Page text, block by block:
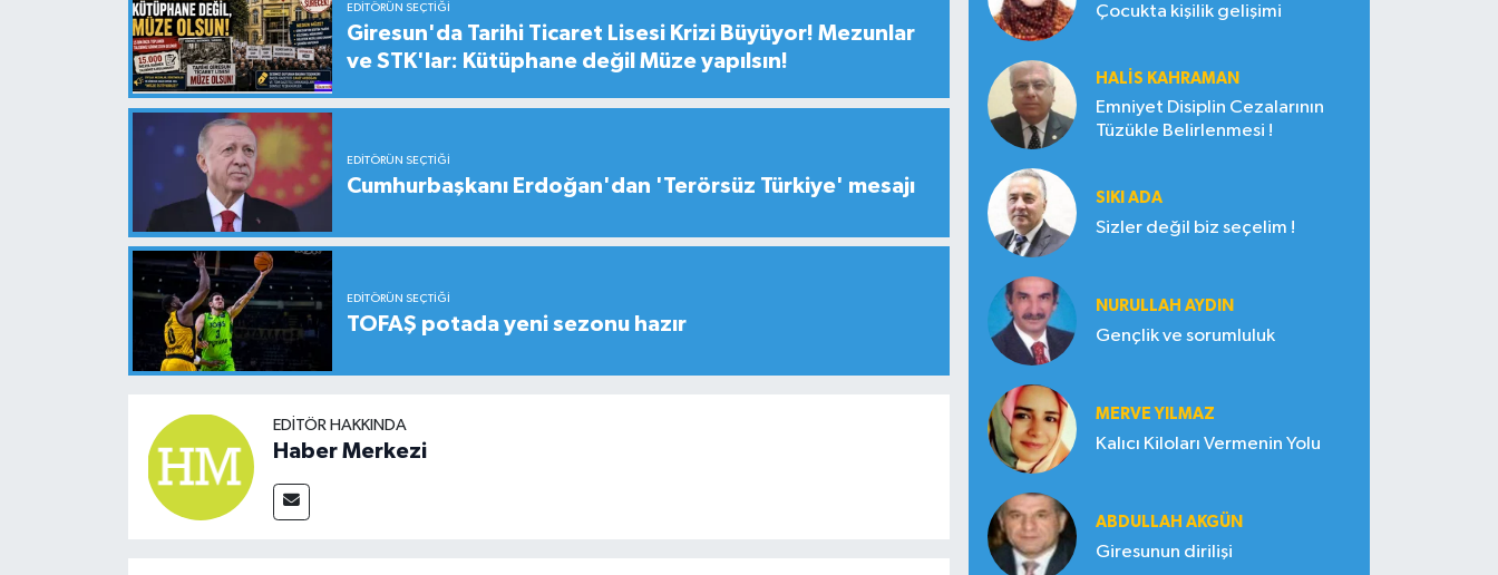
EDITÖRÜN SEÇTIĞI
Giresun'da Tarihi Ticaret Lisesi Krizi Büyüyor! Mezunlar
ve STK'lar: Kütüphane değil Müze yapılsın!
EDITÖRÜN SEÇTIĞI
Cumhurbaşkanı Erdoğan'dan 'Terörsüz Türkiye' mesajı
EDITÖRÜN SEÇTIĞI
TOFAŞ potada yeni sezonu hazır
EDITÖR HAKKINDA
Haber Merkezi
Çocukta kişilik gelişimi
HALIS KAHRAMAN
Emniyet Disiplin Cezalarının
Tüzükle Belirlenmesi !
SIKI ADA
Sizler değil biz seçelim !
NURULLAH AYDIN
Gençlik ve sorumluluk
MERVE YILMAZ
Kalıcı Kiloları Vermenin Yolu
ABDULLAH AKGÜN
Giresunun dirilişi